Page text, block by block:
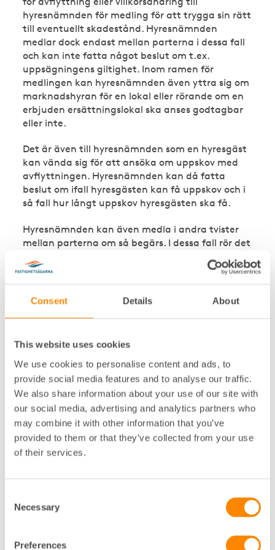
Consent Details About
This website uses cookies
We use cookies to personalise content and ads, to
provide social media features and to analyse our traffic.
We also share information about your use of our site with
our social media, advertising and analytics partners who
may combine it with other information that you’ve
provided to them or that they’ve collected from your use
of their services.
Selection
Necessary
Preferences
hyresnämnden för medling för att trygga sin rätt
till eventuellt skadestånd. Hyresnämnden
medlar dock endast mellan parterna i dessa fall
och kan inte fatta något beslut om t.ex.
uppsägningens giltighet. Inom ramen för
medlingen kan hyresnämnden även yttra sig om
marknadshyran för en lokal eller rörande om en
erbjuden ersättningslokal ska anses godtagbar
eller inte.
Det är även till hyresnämnden som en hyresgäst
kan vända sig för att ansöka om uppskov med
avflyttningen. Hyresnämnden kan då fatta
beslut om ifall hyresgästen kan få uppskov och i
så fall hur långt uppskov hyresgästen ska få.
Hyresnämnden kan även medla i andra tvister
mellan parterna om så begärs. I dessa fall rör det
sig dock endast om en frivillig medling och vill
någon part inte medverka så kan inte
I tingsrätt prövas frågan om hur mycket en
hyresgäst ska betala till hyresvärden, för det fall
att det är tvist mellan parterna om obetald hyra
eller nedsättning av hyra. Tingsrätten kan även
pröva frågan om uppsägningens giltighet när
det gäller uppsägning till omedelbart
upphörande på grund av förverkande.
I tingsrätt prövas också t.ex. andra typer av
prövas i vilken instans och vad som brukar vara